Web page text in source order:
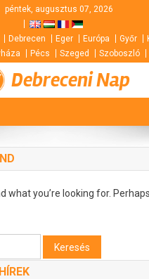
péntek, augusztus 07, 2026
Debrecen Eger Európa Győr
Pécs Szeged Szoboszló
Debreceni Nap
what you’re looking for.